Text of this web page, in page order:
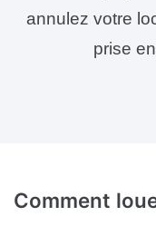
annulez votre
prise
Comment